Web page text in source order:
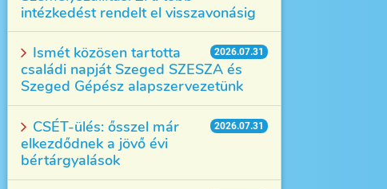
intézkedést rendelt el visszavonásig
2026.07.31
Ismét közösen tartotta
családi napját Szeged SZESZA és
Szeged Gépész alapszervezetünk
2026.07.31
CSÉT-ülés: ősszel már
elkezdődnek a jövő évi
bértárgyalások